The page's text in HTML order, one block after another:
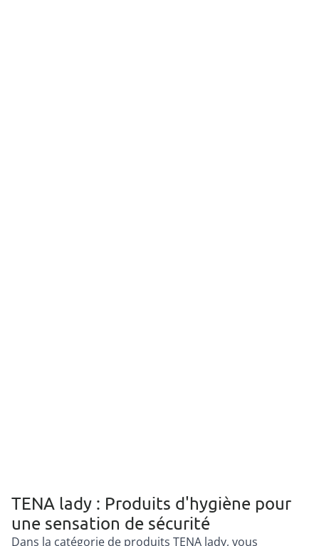
TENA lady : Produits d'hygiène pour
une sensation de sécurité
Dans la catégorie de produits TENA lady, vous